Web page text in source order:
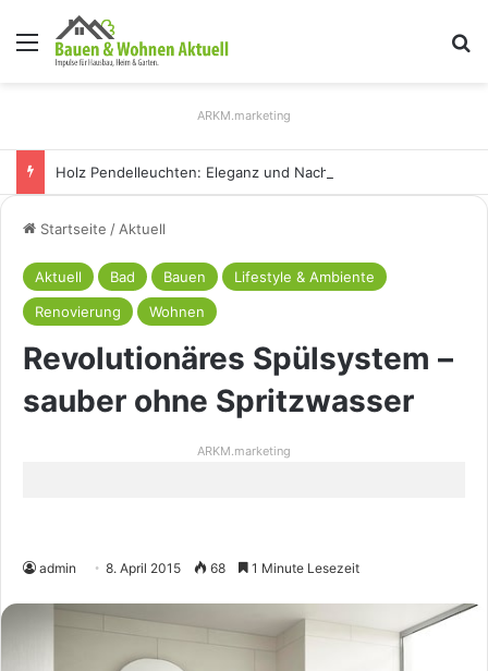
Menü
ARKM.marketing
Startseite / Aktuell
Aktuell Bad Bauen
Lifestyle & Ambiente
Renovierung
Wohnen
Revolutionäres Spülsystem –
sauber ohne Spritzwasser
ARKM.marketing
admin 8. April 2015 68 1 Minute Lesezeit